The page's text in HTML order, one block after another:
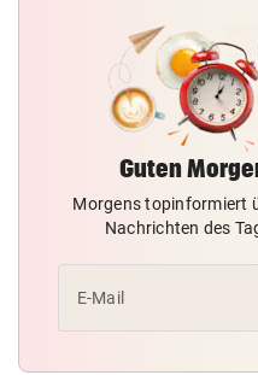
Guten
Morgens topinformiert
Nachrichten des
E-Mail